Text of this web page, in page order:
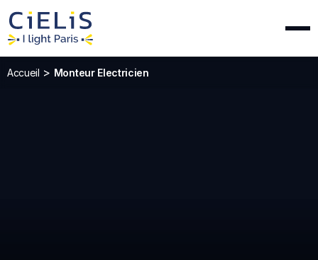
Accueil > Monteur Electricien